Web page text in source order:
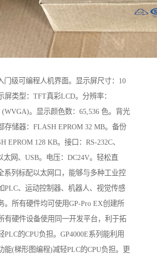
门级可编程人机界面。显示屏尺寸：10
屏类型：TFT真彩LCD。分辨率：
(WVGA)。显示颜色数：65,536 色。背光
存储器：FLASH EPROM 32 MB。备份
EPROM 128 KB。接口：RS-232C、
太网、USB。电压：DC24V。轻松直
系列标配以太网口，能够与多种工业控
PLC、运动控制器、机器人、视觉传感
。所有硬件均可使用GP-Pro EX创建所
有硬件设备使用同一开发平台，利于拓
PLC的CPU负担。GP4000E系列能利用
能(梯形图编程)减轻PLC的CPU负担。更